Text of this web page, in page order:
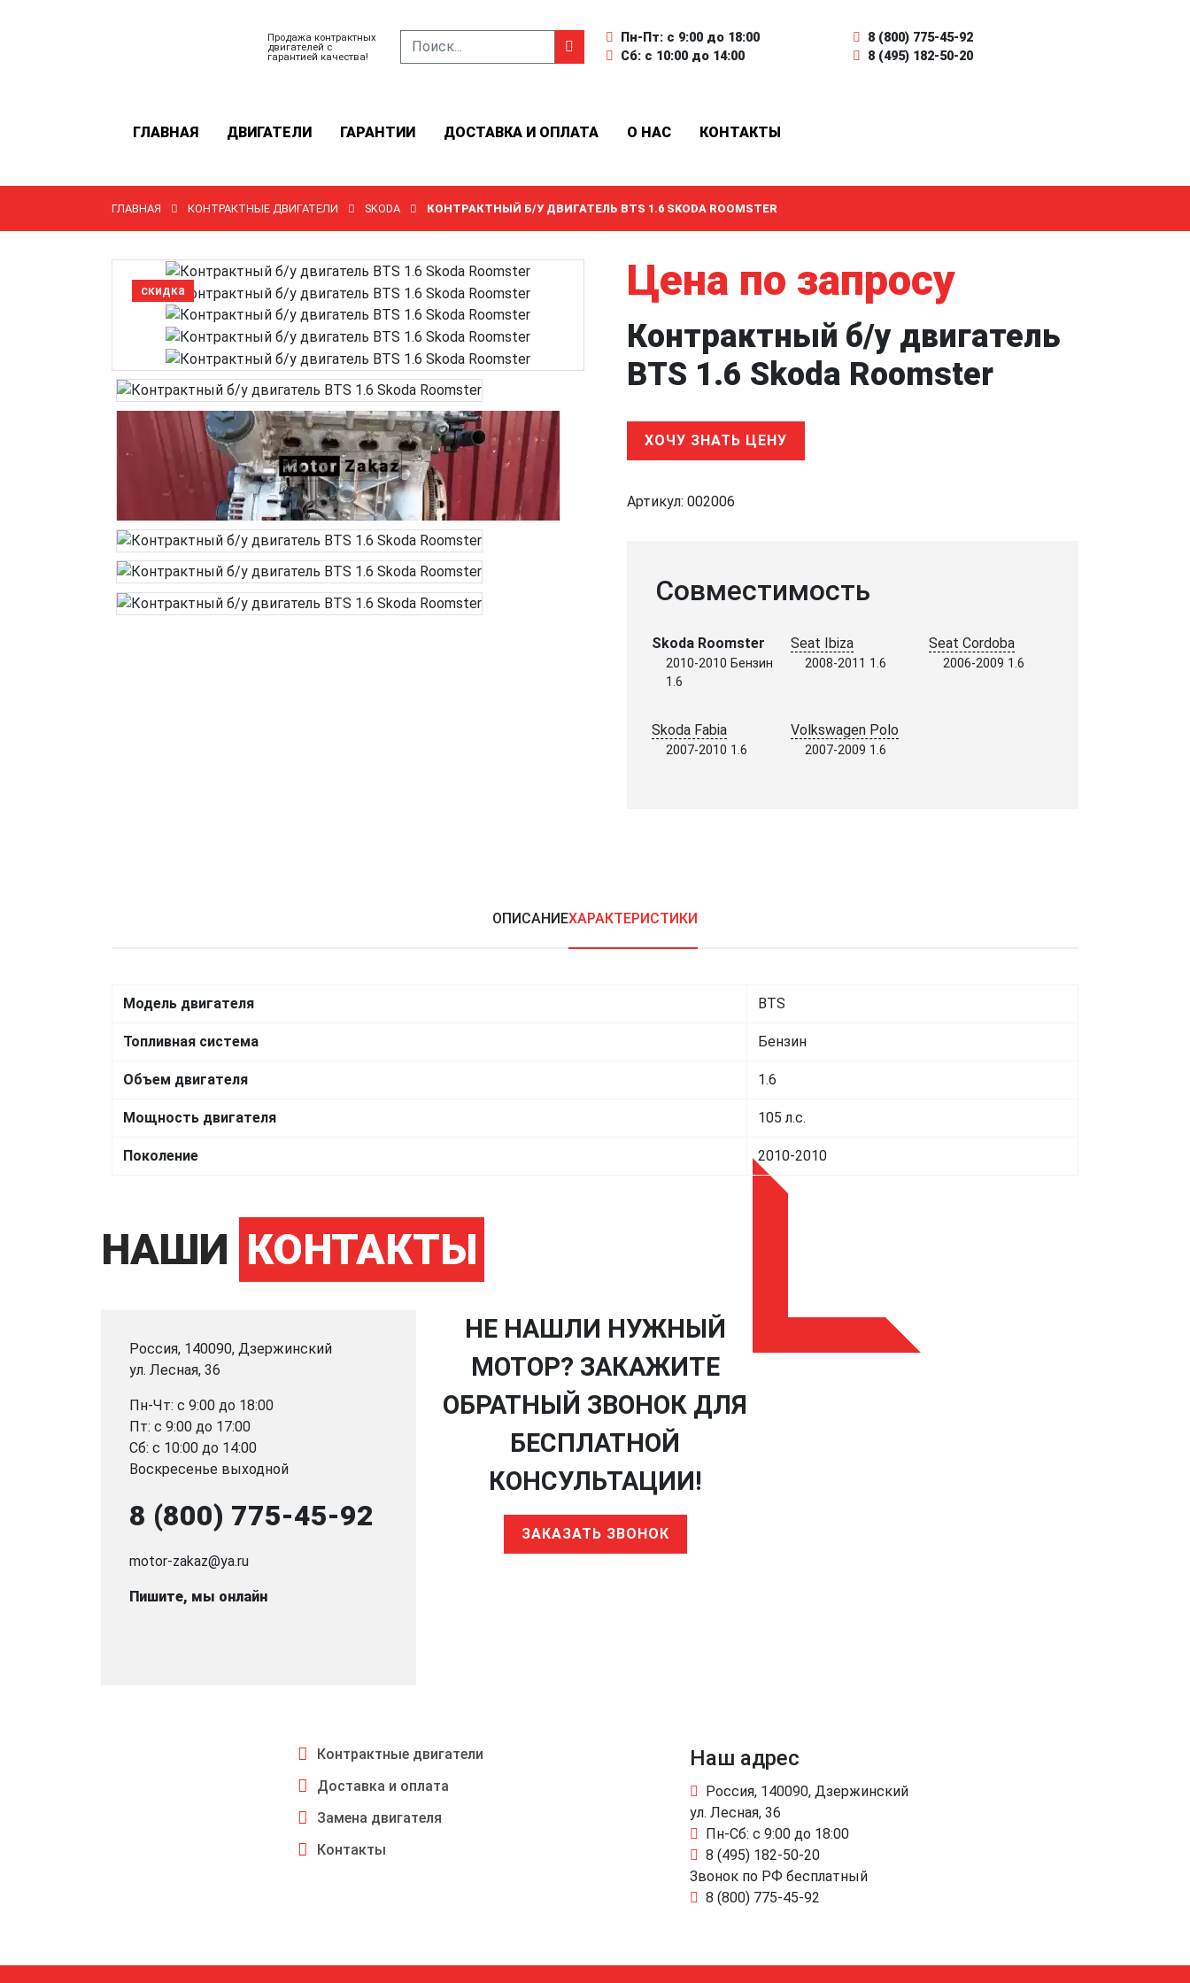
Продажа контрактных
двигателей с
гарантией качества!
Пн-Пт: с 9:00 до 18:00
Сб: с 10:00 до 14:00
8 (800) 775-45-92
8 (495) 182-50-20
ГЛАВНАЯ ДВИГАТЕЛИ ГАРАНТИИ ДОСТАВКА И ОПЛАТА О НАС КОНТАКТЫ
ГЛАВНАЯ КОНТРАКТНЫЕ ДВИГАТЕЛИ SKODA КОНТРАКТНЫЙ Б/У ДВИГАТЕЛЬ BTS 1.6 SKODA ROOMSTER
скидка Цена по запросу
Контрактный б/у двигатель
BTS 1.6 Skoda Roomster
ХОЧУ ЗНАТЬ ЦЕНУ
Артикул: 002006
Совместимость
Skoda Roomster
2010-2010 Бензин
1.6
Seat Ibiza
2008-2011 1.6
Seat Cordoba
2006-2009 1.6
Skoda Fabia
2007-2010 1.6
Volkswagen Polo
2007-2009 1.6
ОПИСАНИЕХАРАКТЕРИСТИКИ
Модель двигателя BTS
Топливная система Бензин
Объем двигателя 1.6
Мощность двигателя 105 л.с.
Поколение 2010-2010
НАШИ КОНТАКТЫ
Россия, 140090, Дзержинский
ул. Лесная, 36
Пн-Чт: с 9:00 до 18:00
Пт: с 9:00 до 17:00
Сб: с 10:00 до 14:00
Воскресенье выходной
8 (800) 775-45-92
motor-zakaz@ya.ru
Пишите, мы онлайн
НЕ НАШЛИ НУЖНЫЙ
МОТОР? ЗАКАЖИТЕ
ОБРАТНЫЙ ЗВОНОК ДЛЯ
БЕСПЛАТНОЙ
КОНСУЛЬТАЦИИ!
ЗАКАЗАТЬ ЗВОНОК
Контрактные двигатели
Доставка и оплата
Замена двигателя
Контакты
Наш адрес
Россия, 140090, Дзержинский
ул. Лесная, 36
Пн-Сб: с 9:00 до 18:00
8 (495) 182-50-20
Звонок по РФ бесплатный
8 (800) 775-45-92